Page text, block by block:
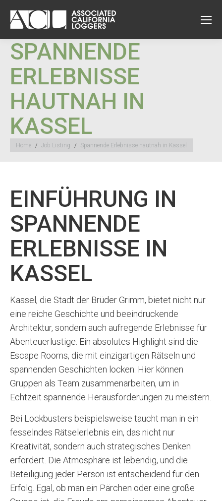
SPANNENDE
ERLEBNISSE
HAUTNAH IN
KASSEL
You are here:
Home Job Listing Spannende Erlebnisse hautnah in Kassel
EINFÜHRUNG IN
SPANNENDE
ERLEBNISSE IN
KASSEL
Kassel, die Stadt der Brüder Grimm, bietet nicht nur
eine reiche Geschichte und beeindruckende
Architektur, sondern auch aufregende Erlebnisse für
Abenteuerlustige. Ein absolutes Highlight sind die
Escape Rooms, die mit einzigartigen Rätseln und
spannenden Geschichten locken. Hier können
Gruppen als Team zusammenarbeiten, um in
Echtzeit spannende Herausforderungen zu meistern.
Bei Lockbusters beispielsweise taucht man in ein
fesselndes Rätselerlebnis ein, das nicht nur
Kreativität, sondern auch strategisches Denken
erfordert. Die Atmosphäre ist lebendig, und die
Beteiligung jeder Person ist entscheidend für den
Erfolg. Egal, ob man ein Pärchen oder eine große